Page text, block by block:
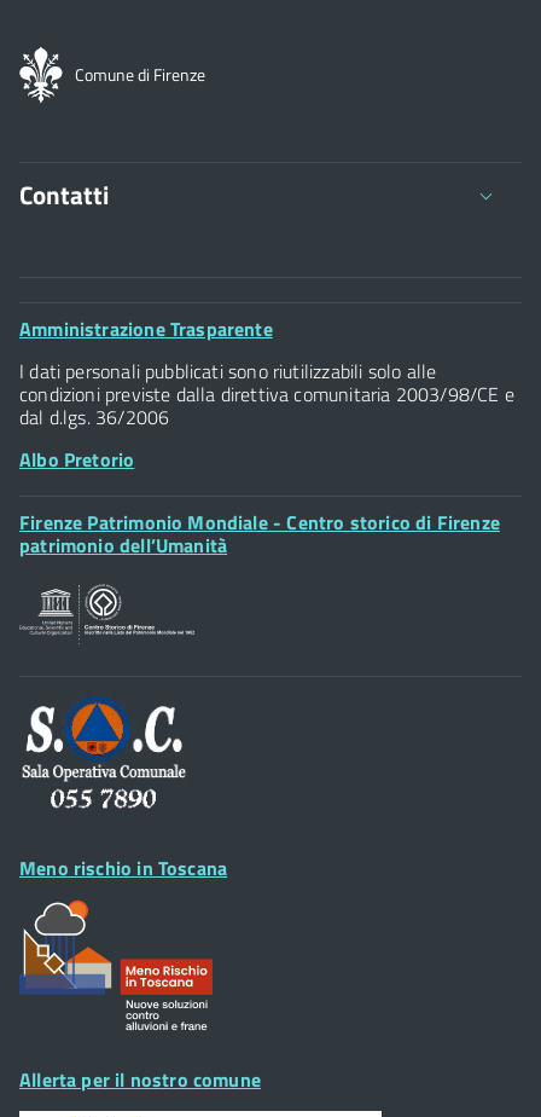
Comune di Firenze
Contatti
Comune di Firenze
Palazzo Vecchio
Piazza della Signoria - 50122, Firenze
P.IVA 01307110484
Posta Elettronica Certificata
Footer
Amministrazione Trasparente
I dati personali pubblicati sono riutilizzabili solo alle
condizioni previste dalla direttiva comunitaria 2003/98/CE e
dal d.lgs. 36/2006
Albo Pretorio
Footer
Widget
Firenze Patrimonio Mondiale - Centro storico di Firenze
patrimonio dell’Umanità
Footer
Widget
Meno rischio in Toscana
Allerta per il nostro comune